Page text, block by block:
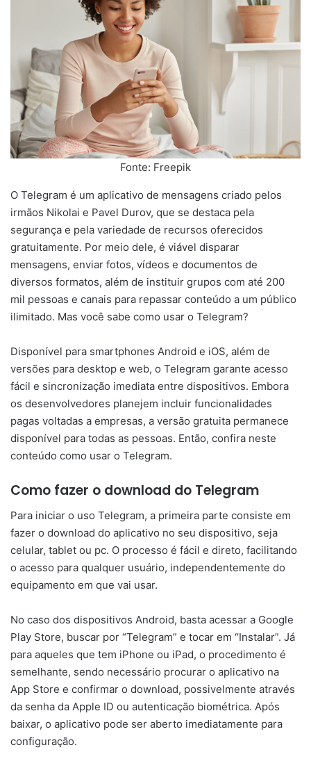
Fonte: Freepik
O Telegram é um aplicativo de mensagens criado pelos
irmãos Nikolai e Pavel Durov, que se destaca pela
segurança e pela variedade de recursos oferecidos
gratuitamente. Por meio dele, é viável disparar
mensagens, enviar fotos, vídeos e documentos de
diversos formatos, além de instituir grupos com até 200
mil pessoas e canais para repassar conteúdo a um público
ilimitado. Mas você sabe como usar o Telegram?
Disponível para smartphones Android e iOS, além de
versões para desktop e web, o Telegram garante acesso
fácil e sincronização imediata entre dispositivos. Embora
os desenvolvedores planejem incluir funcionalidades
pagas voltadas a empresas, a versão gratuita permanece
disponível para todas as pessoas. Então, confira neste
conteúdo como usar o Telegram.
Como fazer o download do Telegram
Para iniciar o uso Telegram, a primeira parte consiste em
fazer o download do aplicativo no seu dispositivo, seja
celular, tablet ou pc. O processo é fácil e direto, facilitando
o acesso para qualquer usuário, independentemente do
equipamento em que vai usar.
No caso dos dispositivos Android, basta acessar a Google
Play Store, buscar por “Telegram” e tocar em “Instalar”. Já
para aqueles que tem iPhone ou iPad, o procedimento é
semelhante, sendo necessário procurar o aplicativo na
App Store e confirmar o download, possivelmente através
da senha da Apple ID ou autenticação biométrica. Após
baixar, o aplicativo pode ser aberto imediatamente para
configuração.